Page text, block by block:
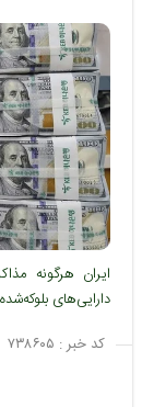
ایران هرگونه
دارایی‌های
کد خبر : ۷۳۸۶۰۵